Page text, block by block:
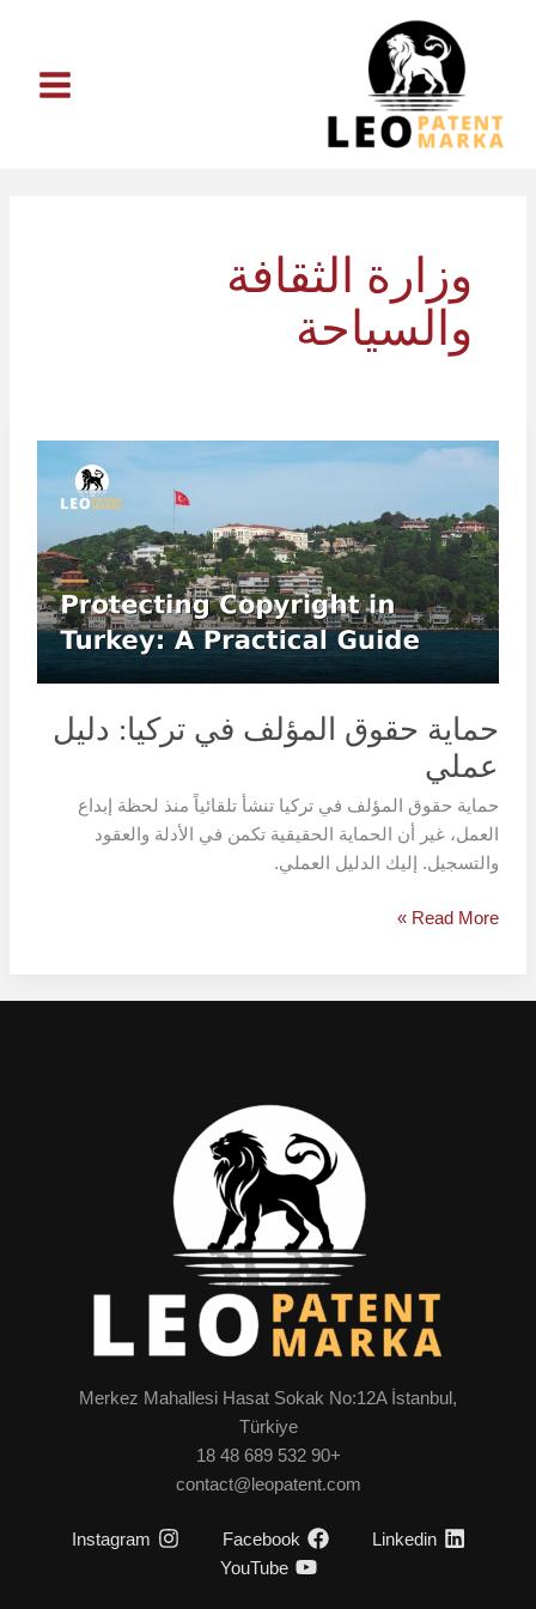
وزارة الثقافة
والسياحة
حماية حقوق المؤلف في تركيا: دليل
عملي
حماية حقوق المؤلف في تركيا تنشأ تلقائياً منذ لحظة إبداع
العمل، غير أن الحماية الحقيقية تكمن في الأدلة والعقود
والتسجيل. إليك الدليل العملي.
حماية
المؤلف
في
تركيا:
دليل
عملي
Read More »
Merkez Mahallesi Hasat Sokak No:12A İstanbul,
Türkiye
+90 532 689 48 18
contact@leopatent.com
Linkedin
Facebook
Instagram
YouTube